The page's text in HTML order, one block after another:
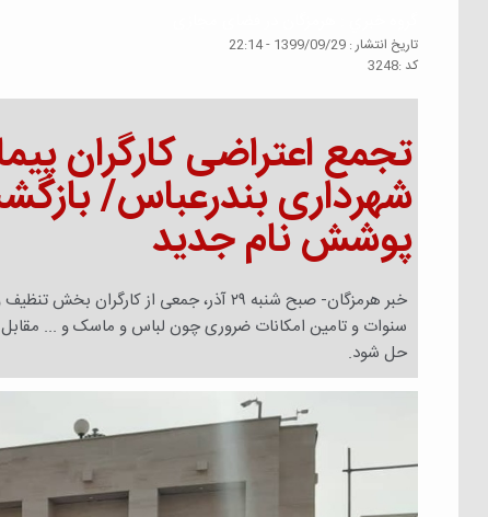
تاريخ انتشار : 1399/09/29 - 22:14
كد :3248
تجمع اعتراضی کارگران
شهرداری بندرعباس/
پوشش نام جدید
سنوات و تامین امکانات ضروری چون لباس و ماسک و ...
حل شود.